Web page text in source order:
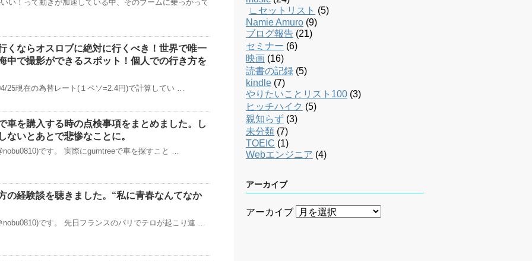
い！って動きが加速している中、そのブームに乗っかって
くならオスロブに絶対に行くべき！世界で唯一
中で撮影ができるスポット！個人での行き方を
25現在の為替レート(１ペソ=2.4円)で計算してい …
車を購入する時の点検事項をまとめました。し
ないとあとで悲惨なことに。
です。 実際にgumtreeで車を探すこと …
の経験談を聴きました。“私に青春なんてなか
nobu0810)です。 先日フランスのパリでテロが起こり連 …
∟セットリスト (5)
Namie Amuro (9)
ブログ報告 (21)
セミナー (6)
映画 (16)
読書の記録 (5)
kindle (7)
やりたいことリスト100 (3)
ヒッチハイク (5)
親知らず (3)
未分類 (7)
TOEIC (1)
Webエンジニア (4)
アーカイブ
アーカイブ